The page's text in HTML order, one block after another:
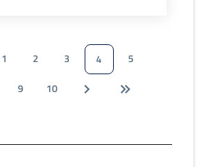
1 2 3 4
5
9 10